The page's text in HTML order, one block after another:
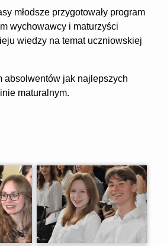
młodsze przygotowały program
wychowawcy i maturzyści
wiedzy na temat uczniowskiej
absolwentów jak najlepszych
maturalnym.